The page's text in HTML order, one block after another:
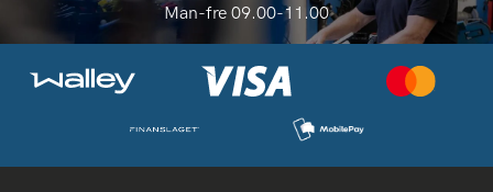
Man-fre 09.00-11.00